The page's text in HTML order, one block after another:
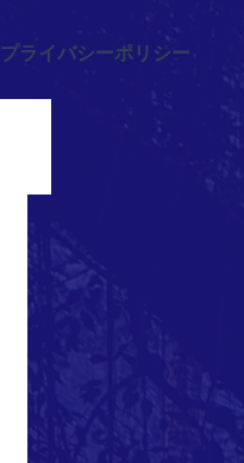
プライバシーポリシー